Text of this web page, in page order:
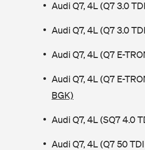
Audi Q7, 4L (Q7 3.0
Audi Q7, 4L (Q7 3.0
Audi Q7, 4L (Q7 E-
Audi Q7, 4L (Q7 E-
BGK)
Audi Q7, 4L (SQ7 4.0
Audi Q7, 4L (Q7 50